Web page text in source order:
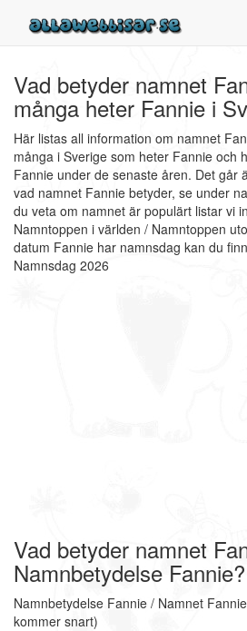
Vad betyder namnet
många heter Fannie i
Här listas all information om namnet
många i Sverige som heter Fannie och
Fannie under de senaste åren. Det går
vad namnet Fannie betyder, se under
du veta om namnet är populärt listar vi
Namntoppen i världen / Namntoppen
datum Fannie har namnsdag kan du
Namnsdag 2026
Vad betyder namnet
Namnbetydelse Fannie?
Namnbetydelse Fannie / Namnet
kommer snart)